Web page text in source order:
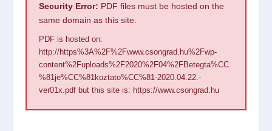
Security Error: PDF files must be hosted on the
same domain as this site.
PDF is hosted on:
http://https%3A%2F%2Fwww.csongrad.hu%2Fwp-
content%2Fuploads%2F2020%2F04%2FBetegta%CC
%81je%CC%81koztato%CC%81-2020.04.22.-
ver01x.pdf but this site is: https://www.csongrad.hu